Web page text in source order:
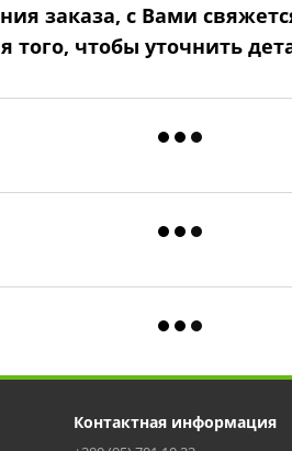
заказа, с Вами
того, чтобы уточнить
Контактная информация